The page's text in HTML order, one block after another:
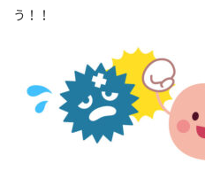
う！！